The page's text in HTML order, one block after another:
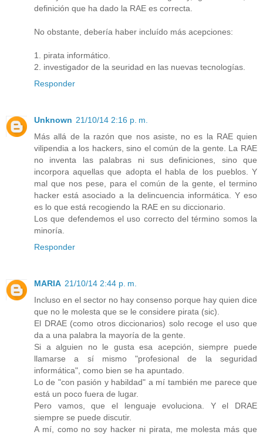
definición que ha dado la RAE es correcta.
No obstante, debería haber incluído más acepciones:
1. pirata informático.
2. investigador de la seuridad en las nuevas tecnologías.
Responder
Unknown 21/10/14 2:16 p. m.
Más allá de la razón que nos asiste, no es la RAE quien
vilipendia a los hackers, sino el común de la gente. La RAE
no inventa las palabras ni sus definiciones, sino que
incorpora aquellas que adopta el habla de los pueblos. Y
mal que nos pese, para el común de la gente, el termino
hacker está asociado a la delincuencia informática. Y eso
es lo que está recogiendo la RAE en su diccionario.
Los que defendemos el uso correcto del término somos la
minoría.
Responder
MARIA 21/10/14 2:44 p. m.
Incluso en el sector no hay consenso porque hay quien dice
que no le molesta que se le considere pirata (sic).
El DRAE (como otros diccionarios) solo recoge el uso que
da a una palabra la mayoría de la gente.
Si a alguien no le gusta esa acepción, siempre puede
llamarse a sí mismo "profesional de la seguridad
informática", como bien se ha apuntado.
Lo de "con pasión y habildad" a mí también me parece que
está un poco fuera de lugar.
Pero vamos, que el lenguaje evoluciona. Y el DRAE
siempre se puede discutir.
A mí, como no soy hacker ni pirata, me molesta más que